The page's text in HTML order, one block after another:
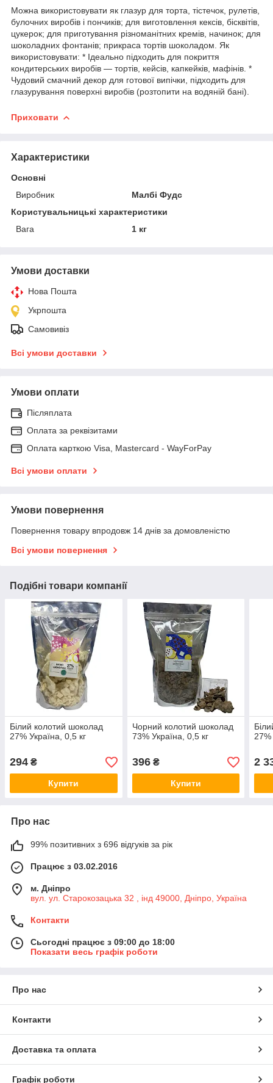
Можна використовувати як глазур для торта, тістечок, рулетів,
булочних виробів і пончиків; для виготовлення кексів, бісквітів,
цукерок; для приготування різноманітних кремів, начинок; для
шоколадних фонтанів; прикраса тортів шоколадом. Як
використовувати: * Ідеально підходить для покриття
кондитерських виробів — тортів, кейсів, капкейків, мафінів. *
Чудовий смачний декор для готової випічки, підходить для
глазурування поверхні виробів (розтопити на водяній бані).
Приховати
Характеристики
Основні
Виробник
Малбі Фудс
Користувальницькі характеристики
Вага
1 кг
Умови доставки
Нова Пошта
Укрпошта
Самовивіз
Всі умови доставки
Умови оплати
Післяплата
Оплата за реквізитами
Оплата карткою Visa, Mastercard - WayForPay
Всі умови оплати
Умови повернення
Повернення товару впродовж 14 днів за домовленістю
Всі умови повернення
Подібні товари компанії
Білий колотий шоколад
27% Україна, 0,5 кг
294 ₴
Купити
Чорний колотий шоколад
73% Україна, 0,5 кг
396₴
Купити
27%
2
Про нас
99% позитивних з 696 відгуків за рік
Працює з 03.02.2016
м. Дніпро
вул. ул. Старокозацька 32 , інд 49000, Дніпро, Україна
Контакти
Сьогодні працює з 09:00 до 18:00
Показати весь графік роботи
Про нас
Контакти
Доставка та оплата
Графік роботи